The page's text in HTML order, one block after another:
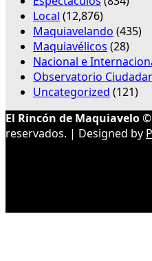
Local (12,876)
Maquiavelando (435)
Maquiavélicos (28)
Nacional e
Observatorio
Uncategorized (121)
El Rincón de Maquiavelo©
reservados. | Designed by